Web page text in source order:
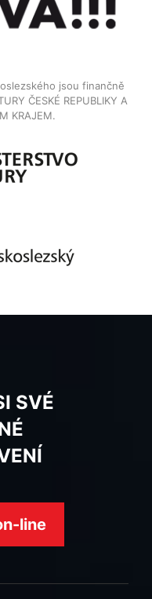
jsou finančně
ČESKÉ REPUBLIKY A
KRAJEM.
SVÉ
line